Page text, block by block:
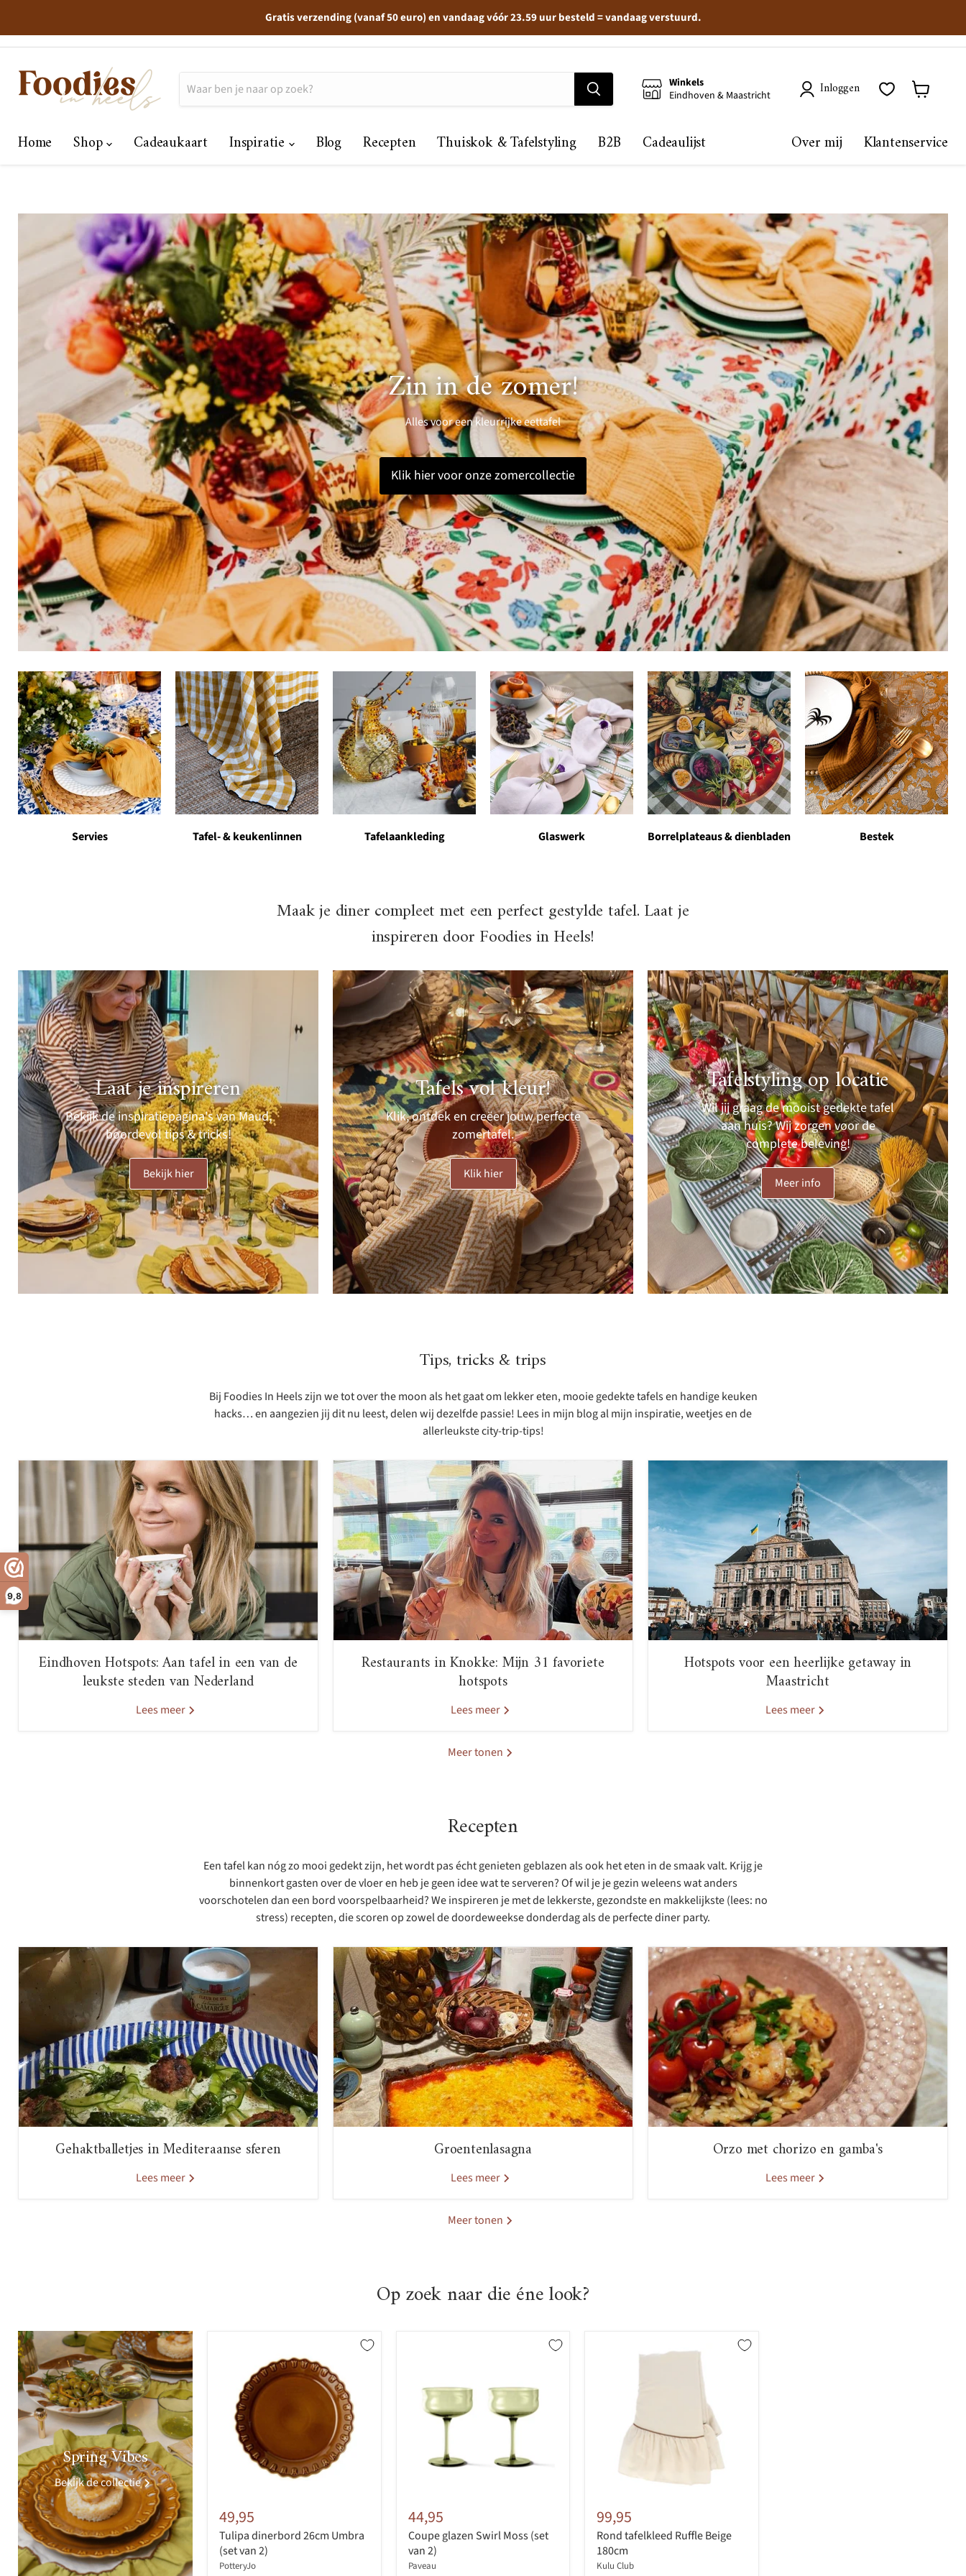
9,8
Gratis verzending (vanaf 50 euro) en vandaag vóór 23.59 uur besteld = vandaag verstuurd.
Winkels
Eindhoven & Maastricht
Inloggen
Home Shop Cadeaukaart Inspiratie Blog Recepten Thuiskok & Tafelstyling B2B Cadeaulijst Over mij Klantenservice
Zin in de zomer!
Alles voor een kleurrijke eettafel
Klik hier voor onze zomercollectie
Servies Tafel- & keukenlinnen Tafelaankleding Glaswerk Borrelplateaus & dienbladen Bestek
Maak je diner compleet met een perfect gestylde tafel. Laat je
inspireren door Foodies in Heels!
Laat je inspireren
Bekijk de inspiratiepagina's van Maud,
boordevol tips & tricks!
Bekijk hier
Tafels vol kleur!
Klik, ontdek en creëer jouw perfecte
zomertafel.
Klik hier
Tafelstyling op locatie
Wil jij graag de mooist gedekte tafel
aan huis? Wij zorgen voor de
complete beleving!
Meer info
Tips, tricks & trips
Bij Foodies In Heels zijn we tot over the moon als het gaat om lekker eten, mooie gedekte tafels en handige keuken
hacks… en aangezien jij dit nu leest, delen wij dezelfde passie! Lees in mijn blog al mijn inspiratie, weetjes en de
allerleukste city-trip-tips!
Eindhoven Hotspots: Aan tafel in een van de
leukste steden van Nederland
Lees meer
Restaurants in Knokke: Mijn 31 favoriete
hotspots
Lees meer
Hotspots voor een heerlijke getaway in
Maastricht
Lees meer
Meer tonen
Recepten
Een tafel kan nóg zo mooi gedekt zijn, het wordt pas écht genieten geblazen als ook het eten in de smaak valt. Krijg je
binnenkort gasten over de vloer en heb je geen idee wat te serveren? Of wil je je gezin weleens wat anders
voorschotelen dan een bord voorspelbaarheid? We inspireren je met de lekkerste, gezondste en makkelijkste (lees: no
stress) recepten, die scoren op zowel de doordeweekse donderdag als de perfecte diner party.
Gehaktballetjes in Mediteraanse sferen
Lees meer
Groentenlasagna
Lees meer
Orzo met chorizo en gamba's
Lees meer
Meer tonen
Op zoek naar die éne look?
>
Spring Vibes
Bekijk de collectie
49,95
Tulipa dinerbord 26cm Umbra
(set van 2)
PotteryJo
44,95
Coupe glazen Swirl Moss (set
van 2)
Paveau
99,95
Rond tafelkleed Ruffle Beige
180cm
Kulu Club